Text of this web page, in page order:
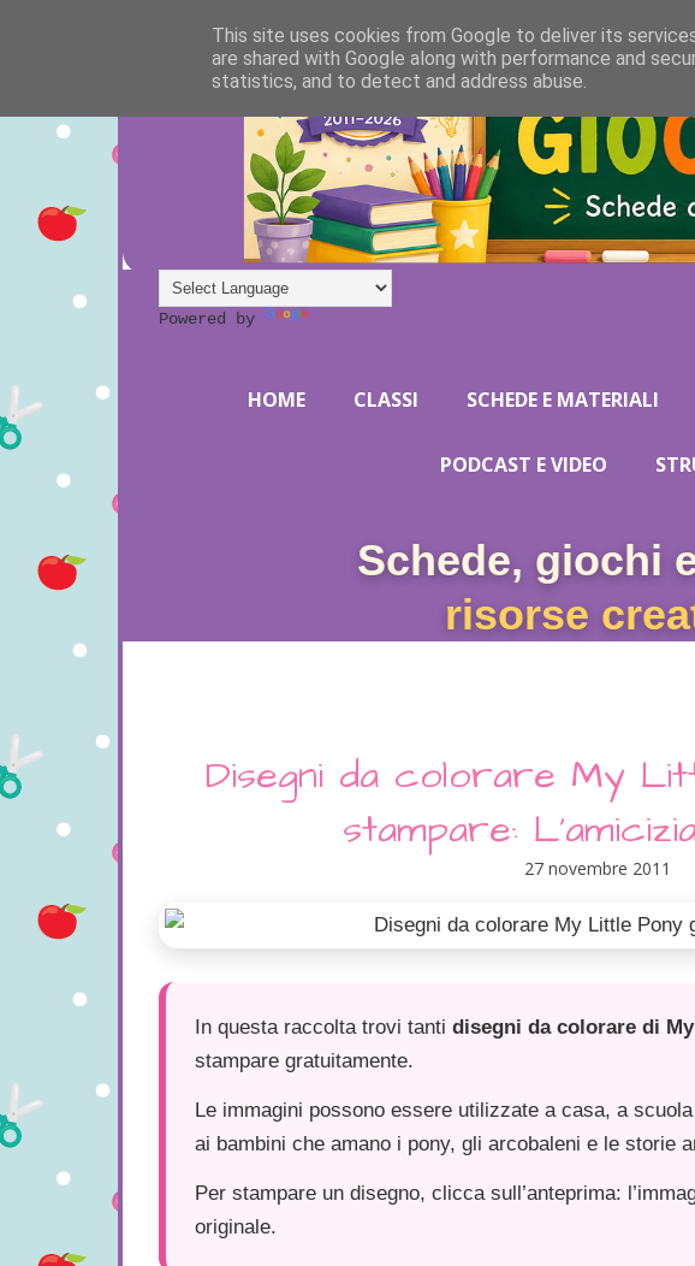
Powered by
HOME CLASSI SCHEDE E MATERIALI
PODCAST E VIDEO
Schede, giochi
risorse
Disegni da colorare My
stampare:
27 novembre 2011
In questa raccolta trovi tanti disegni da colorare di
stampare gratuitamente.
Le immagini possono essere utilizzate a casa, a
ai bambini che amano i pony, gli arcobaleni e le storie
Per stampare un disegno, clicca sull’anteprima:
originale.
This site uses cookies from Google to deliver its
are shared with Google along with performance and
statistics, and to detect and address abuse.